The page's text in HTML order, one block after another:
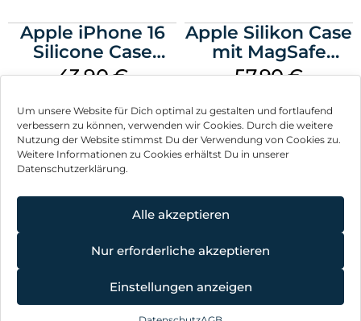
Um unsere Website für Dich optimal zu gestalten und fortlaufend
verbessern zu können, verwenden wir Cookies. Durch die weitere
Nutzung der Website stimmst Du der Verwendung von Cookies zu.
Weitere Informationen zu Cookies erhältst Du in unserer
Datenschutzerklärung.
Alle akzeptieren
Nur erforderliche akzeptieren
Einstellungen anzeigen
Apple iPhone 16
Silicone Case
MagSafe Plum
43,90€
Apple Silikon Case
mit MagSafe
iPhone 14 Pro
57,90€
Vertrag widerrufen
Hinweis zur Batterieentsorgung